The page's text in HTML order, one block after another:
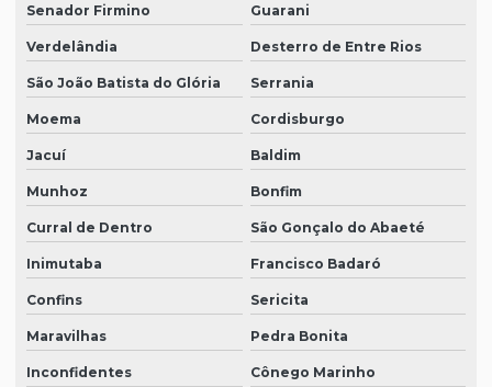
Senador Firmino Guarani
Verdelândia Desterro de Entre Rios
São João Batista do Glória Serrania
Moema Cordisburgo
Jacuí Baldim
Munhoz Bonfim
Curral de Dentro São Gonçalo do Abaeté
Inimutaba Francisco Badaró
Confins Sericita
Maravilhas Pedra Bonita
Inconfidentes Cônego Marinho